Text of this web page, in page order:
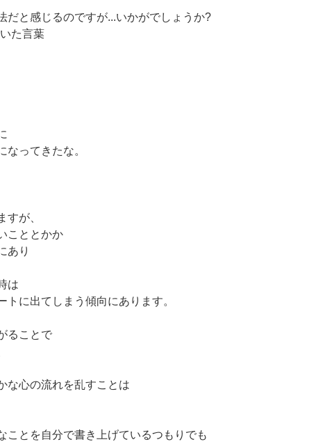
だと感じるのですが...いかがでしょうか?
た言葉
なってきたな。
すが、
こととかか
あり
は
に出てしまう傾向にあります。
ることで
な心の流れを乱すことは
ことを自分で書き上げているつもりでも